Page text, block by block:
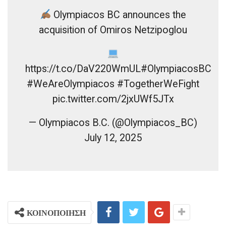
Olympiacos BC announces the
acquisition of Omiros Netzipoglou
https://t.co/DaV220WmUL#OlympiacosBC
#WeAreOlympiacos #TogetherWeFight
pic.twitter.com/2jxUWf5JTx
— Olympiacos B.C. (@Olympiacos_BC)
July 12, 2025
ΚΟΙΝΟΠΟΙΗΣΗ